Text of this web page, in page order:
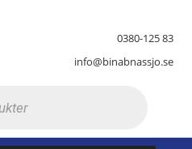
0380-125 83
info@binabnassjo.se